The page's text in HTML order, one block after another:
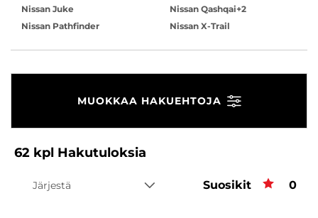
Nissan Juke
Nissan Pathfinder
Nissan Qashqai+2
Nissan X-Trail
MUOKKAA HAKUEHTOJA
62 kpl Hakutuloksia
Järjestä Suosikit 0